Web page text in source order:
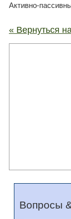
Активно-
« Вернуться
Вопросы